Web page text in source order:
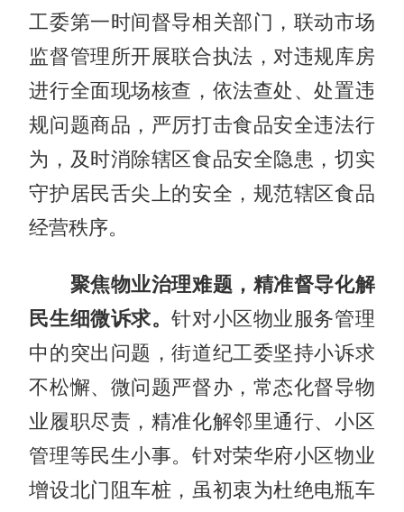
工委第一时间督导相关部门，联动市场
监督管理所开展联合执法，对违规库房
进行全面现场核查，依法查处、处置违
规问题商品，严厉打击食品安全违法行
为，及时消除辖区食品安全隐患，切实
守护居民舌尖上的安全，规范辖区食品
经营秩序。
聚焦物业治理难题，精准督导化解
民生细微诉求。针对小区物业服务管理
中的突出问题，街道纪工委坚持小诉求
不松懈、微问题严督办，常态化督导物
业履职尽责，精准化解邻里通行、小区
管理等民生小事。针对荣华府小区物业
增设北门阻车桩，虽初衷为杜绝电瓶车